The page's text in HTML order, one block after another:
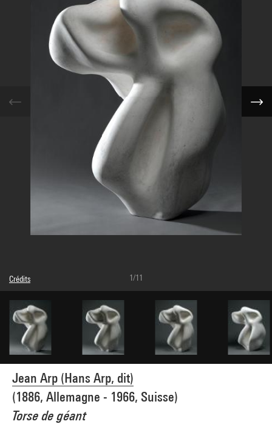
Jean Arp (Hans Arp, dit)
(1886, Allemagne - 1966, Suisse)
Torse de géant
Crédits
Légende : Vue de 3/4
© Adagp, Paris
Crédit photographique : Centre Pompidou, MNAM-CCI/Adam Rzepka/Dist.
GrandPalaisRmn
Réf. image : 4N07676
Diffusion image :
GrandPalaisRmnPhoto
1/11